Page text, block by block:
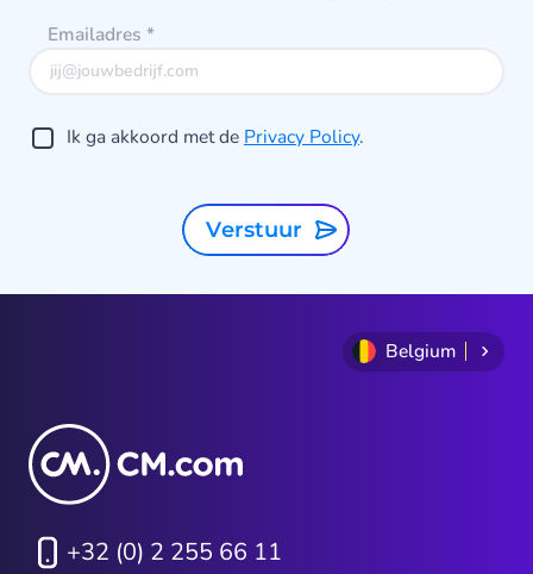
Emailadres *
Ik ga akkoord met de Privacy Policy.
Verstuur
Belgium
+32 (0) 2 255 66 11